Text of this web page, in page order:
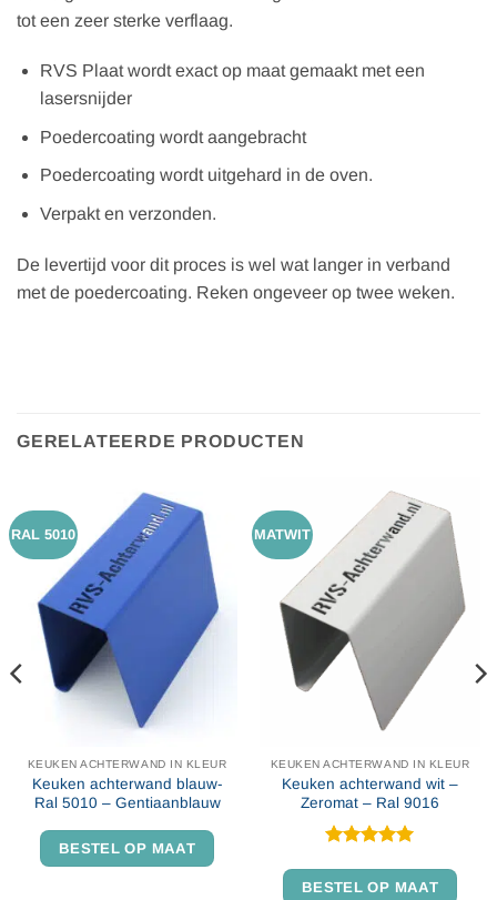
tot een zeer sterke verflaag.
RVS Plaat wordt exact op maat gemaakt met een
lasersnijder
Poedercoating wordt aangebracht
Poedercoating wordt uitgehard in de oven.
Verpakt en verzonden.
De levertijd voor dit proces is wel wat langer in verband
met de poedercoating. Reken ongeveer op twee weken.
GERELATEERDE PRODUCTEN
RAL 5010
KEUKEN ACHTERWAND IN KLEUR
Keuken achterwand blauw-
Ral 5010 – Gentiaanblauw
BESTEL OP MAAT
MATWIT
KEUKEN ACHTERWAND IN KLEUR
Keuken achterwand wit –
Zeromat – Ral 9016
5uit 5
BESTEL OP MAAT